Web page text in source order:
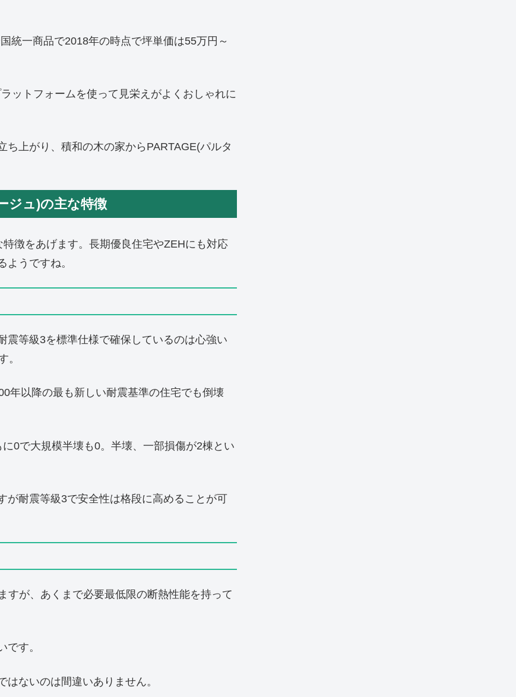
統一商品で2018年の時点で坪単価は55万円～
ットフォームを使って見栄えがよくおしゃれに
上がり、積和の木の家からPARTAGE(パルタ
ジュ)の主な特徴
徴をあげます。長期優良住宅やZEHにも対応
うですね。
震等級3を標準仕様で確保しているのは心強い
。
年以降の最も新しい耐震基準の住宅でも倒壊
0で大規模半壊も0。半壊、一部損傷が2棟とい
が耐震等級3で安全性は格段に高めることが可
すが、あくまで必要最低限の断熱性能を持って
す。
ないのは間違いありません。